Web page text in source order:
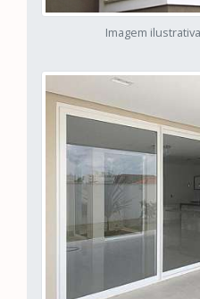
Imagem